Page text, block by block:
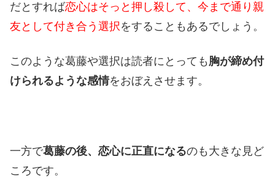
だとすれば恋心はそっと押し殺して、今まで通り親
友として付き合う選択をすることもあるでしょう。
このような葛藤や選択は読者にとっても 胸が締め付
けられるような感情をおぼえさせます。
一方で葛藤の後、恋心に正直になるのも大きな見ど
ころです。